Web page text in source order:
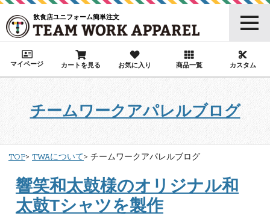
飲食店ユニフォーム簡単注文
マイページ カートを見る お気に入り 商品一覧 カスタム
チームワークアパレルブログ
TOP TWAについて チームワークアパレルブログ
響笑和太鼓様のオリジナル和
太鼓Tシャツを製作